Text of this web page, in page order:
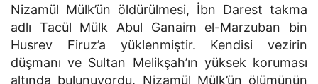
Nizamül Mülk’ün öldürülmesi, İbn Darest takma
adlı Tacül Mülk Abul Ganaim el-Marzuban bin
Husrev Firuz’a yüklenmiştir. Kendisi vezirin
düşmanı ve Sultan Melikşah’ın yüksek koruması
altında bulunuyordu. Nizamül Mülk’ün ölümünün